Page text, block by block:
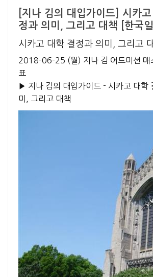
[지나 김의 대입가이드] 시카
정과 의미, 그리고 대책 [한국일
시카고 대학 결정과 의미, 그리고
2018-06-25 (월) 지나 김 어드미션 매
표
▶ 지나 김의 대입가이드 - 시카고 대학
미, 그리고 대책